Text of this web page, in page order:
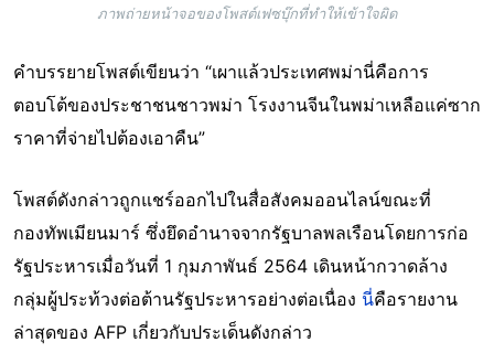
ภาพถ่ายหน้าจอของโพสต์เฟซบุ๊กที่ทำให้เข้าใจผิด
คำบรรยายโพสต์เขียนว่า “เผาแล้วประเทศพม่านี่คือการ
ตอบโต้ของประชาชนชาวพม่า โรงงานจีนในพม่าเหลือแค่ซาก
ราคาที่จ่ายไปต้องเอาคืน”
โพสต์ดังกล่าวถูกแชร์ออกไปในสื่อสังคมออนไลน์ขณะที่
กองทัพเมียนมาร์ ซึ่งยึดอำนาจจากรัฐบาลพลเรือนโดยการก่อ
รัฐประหารเมื่อวันที่ 1 กุมภาพันธ์ 2564 เดินหน้ากวาดล้าง
กลุ่มผู้ประท้วงต่อต้านรัฐประหารอย่างต่อเนื่อง นี่คือรายงาน
ล่าสุดของ AFP เกี่ยวกับประเด็นดังกล่าว